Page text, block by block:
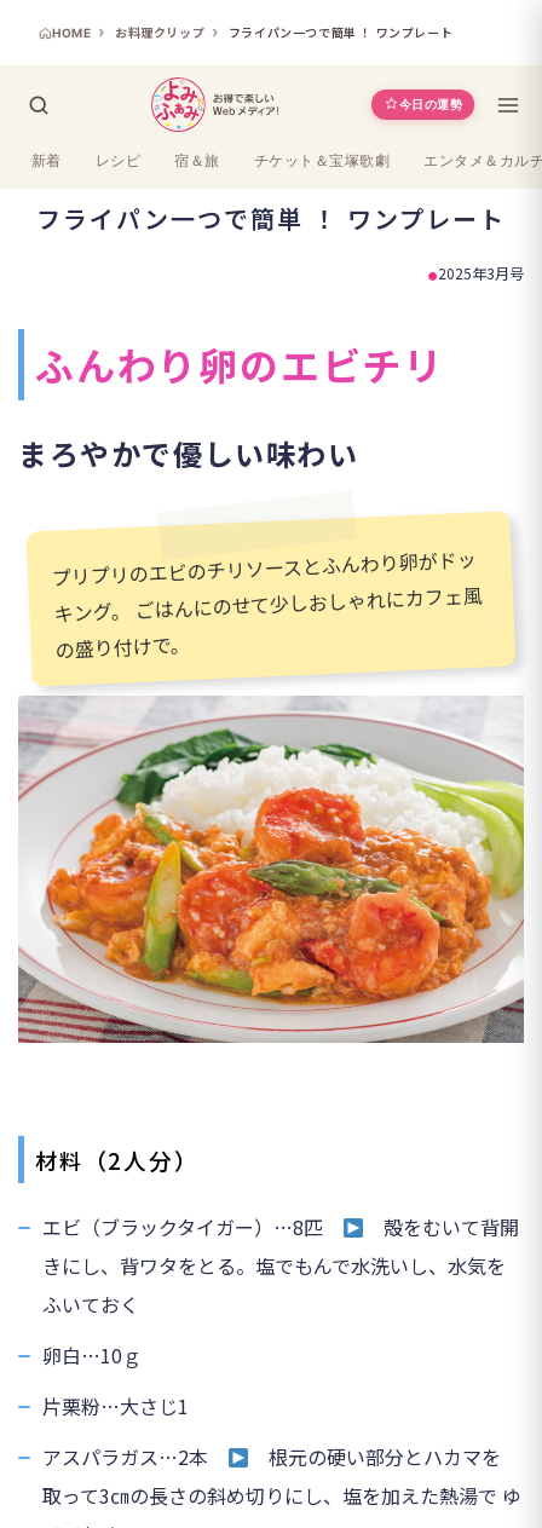
HOME お料理クリップ フライパン一つで簡単 ！ ワンプレート
今日の運勢
新着 レシピ 宿＆旅 チケット＆宝塚歌劇 エンタメ＆カル
フライパン一つで簡単 ！ ワンプレート
2025年3月号
ふんわり卵のエビチリ
まろやかで優しい味わい
プリプリのエビのチリソースとふんわり卵がドッ
キング。 ごはんにのせて少しおしゃれにカフェ風
の盛り付けで。
材料 （2人分）
エビ（ブラックタイガー）…8匹
殻をむいて背開
きにし、背ワタをとる。塩でもんで水洗いし、水気を
ふいておく
卵白…10ｇ
片栗粉…大さじ1
アスパラガス…2本
根元の硬い部分とハカマを
取って3㎝の長さの斜め切りにし、塩を加えた熱湯で ゆ